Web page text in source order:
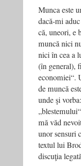
Munca este
dacă-mi
că, uneori, e
muncă nici
nici în cea a
(în general),
economiei“.
de muncă
unde şi
mă văd
unor sensuri
textul lui
discuţia